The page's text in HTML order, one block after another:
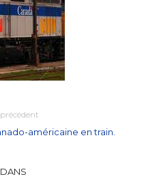
américaine en train.